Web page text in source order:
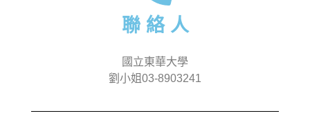
聯 絡 人
國立東華大學
劉小姐03-8903241